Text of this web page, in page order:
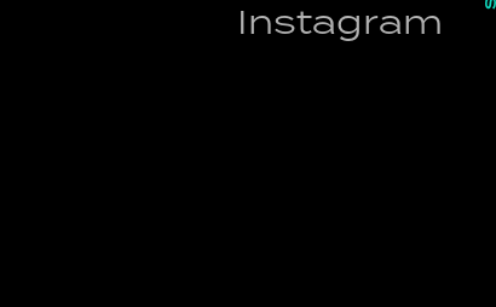
Instagram